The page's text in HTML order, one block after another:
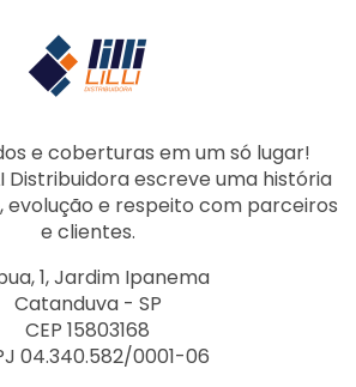
e coberturas em um só lugar!
Distribuidora escreve uma história
evolução e respeito com parceiros
e clientes.
1, Jardim Ipanema
Catanduva - SP
CEP 15803168
04.340.582/0001-06